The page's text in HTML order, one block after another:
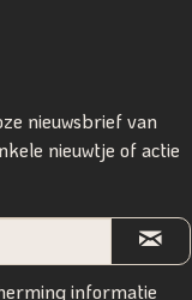
nieuwsbrief van
nieuwtje of actie
informatie